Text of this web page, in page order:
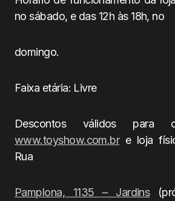
no sábado, e das 12h às 18h, no
domingo.
Faixa etária: Livre
Descontos válidos para
www.toyshow.com.bre loja
Rua
Pamplona, 1135 – Jardins